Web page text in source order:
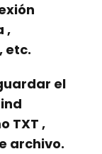
,
, etc.
el
TXT ,
archivo.